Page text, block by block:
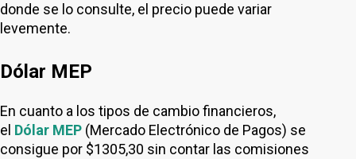
donde se lo consulte, el precio puede variar
levemente.
Dólar MEP
En cuanto a los tipos de cambio financieros,
el Dólar MEP (Mercado Electrónico de Pagos) se
consigue por $1305,30 sin contar las comisiones